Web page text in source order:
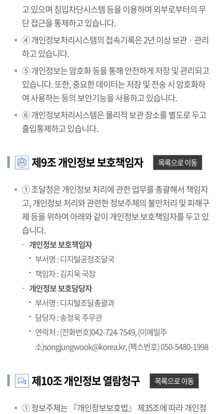
고 있으며 침입차단시스템 등을 이용하여 외부로부터의 무
단 접근을 통제하고 있습니다.
④ 개인정보처리시스템의 접속기록은 2년 이상 보관 · 관리
하고 있습니다.
⑤ 개인정보는 암호화 등을 통해 안전하게 저장 및 관리되고
있습니다. 또한, 중요한 데이터는 저장 및 전송 시 암호화하
여 사용하는 등의 보안기능을 사용하고 있습니다.
⑥ 개인정보처리시스템은 물리적 보관 장소를 별도로 두고
출입통제하고 있습니다.
제9조 개인정보 보호책임자 목록으로 이동
① 조달청은 개인정보 처리에 관한 업무를 총괄해서 책임지
고, 개인정보 처리와 관련한 정보주체의 불만처리 및 피해구
제 등을 위하여 아래와 같이 개인정보 보호책임자를 두고 있
습니다.
개인정보 보호책임자
부서명 : 디지털공정조달국
책임자 : 김지욱 국장
개인정보 보호담당자
부서명 : 디지털조달총괄과
담당자 : 송정욱 주무관
연락처 : (전화번호)042-724-7549, (이메일주
소)songjungwook@korea.kr, (팩스번호) 050-5480-1998
제10조 개인정보 열람청구 목록으로 이동
① 정보주체는 『개인정보보호법』 제35조에 따라 개인정